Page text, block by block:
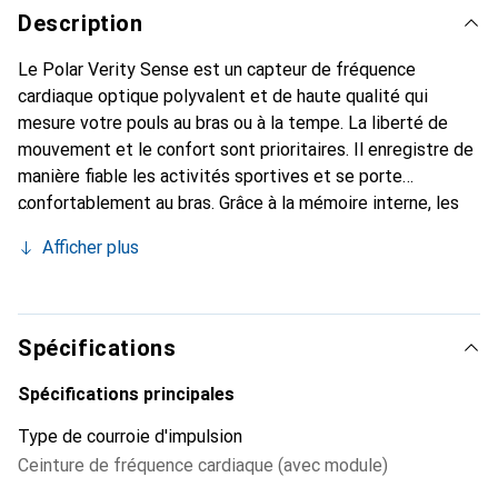
Description
Le Polar Verity Sense est un capteur de fréquence
cardiaque optique polyvalent et de haute qualité qui
mesure votre pouls au bras ou à la tempe. La liberté de
mouvement et le confort sont prioritaires. Il enregistre de
manière fiable les activités sportives et se porte
confortablement au bras. Grâce à la mémoire interne, les
directement sans smartphone ni montre de sport, puis
Afficher plus
Spécifications
Spécifications principales
Type de courroie d'impulsion
Ceinture de fréquence cardiaque (avec module)